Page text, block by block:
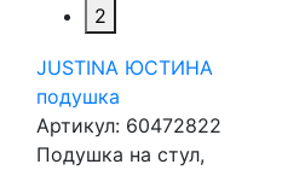
2
JUSTINA ЮСТИНА
подушка
Артикул: 60472822
Подушка на стул,